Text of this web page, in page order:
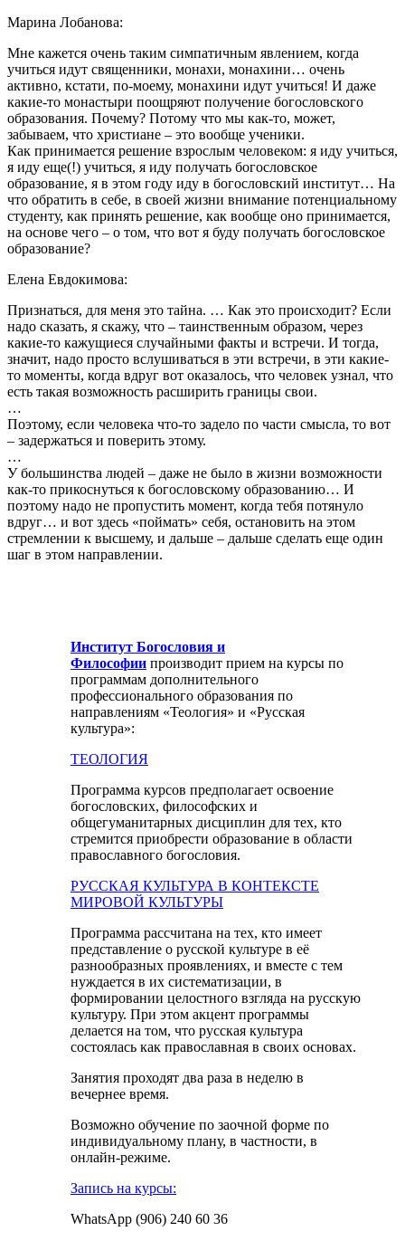
Марина Лобанова:
Мне кажется очень таким симпатичным явлением, когда
учиться идут священники, монахи, монахини… очень
активно, кстати, по-моему, монахини идут учиться! И даже
какие-то монастыри поощряют получение богословского
образования. Почему? Потому что мы как-то, может,
забываем, что христиане – это вообще ученики.
Как принимается решение взрослым человеком: я иду учиться,
я иду еще(!) учиться, я иду получать богословское
образование, я в этом году иду в богословский институт… На
что обратить в себе, в своей жизни внимание потенциальному
студенту, как принять решение, как вообще оно принимается,
на основе чего – о том, что вот я буду получать богословское
образование?
Елена Евдокимова:
Признаться, для меня это тайна. … Как это происходит? Если
надо сказать, я скажу, что – таинственным образом, через
какие-то кажущиеся случайными факты и встречи. И тогда,
значит, надо просто вслушиваться в эти встречи, в эти какие-
то моменты, когда вдруг вот оказалось, что человек узнал, что
есть такая возможность расширить границы свои.
…
Поэтому, если человека что-то задело по части смысла, то вот
– задержаться и поверить этому.
…
У большинства людей – даже не было в жизни возможности
как-то прикоснуться к богословскому образованию… И
поэтому надо не пропустить момент, когда тебя потянуло
вдруг… и вот здесь «поймать» себя, остановить на этом
стремлении к высшему, и дальше – дальше сделать еще один
шаг в этом направлении.
Институт Богословия и
Философии производит прием на курсы по
программам дополнительного
профессионального образования по
направлениям «Теология» и «Русская
культура»:
ТЕОЛОГИЯ
Программа курсов предполагает освоение
богословских, философских и
общегуманитарных дисциплин для тех, кто
стремится приобрести образование в области
православного богословия.
РУССКАЯ КУЛЬТУРА В КОНТЕКСТЕ
МИРОВОЙ КУЛЬТУРЫ
Программа рассчитана на тех, кто имеет
представление о русской культуре в её
разнообразных проявлениях, и вместе с тем
нуждается в их систематизации, в
формировании целостного взгляда на русскую
культуру. При этом акцент программы
делается на том, что русская культура
состоялась как православная в своих основах.
Занятия проходят два раза в неделю в
вечернее время.
Возможно обучение по заочной форме по
индивидуальному плану, в частности, в
онлайн-режиме.
Запись на курсы:
WhatsApp (906) 240 60 36